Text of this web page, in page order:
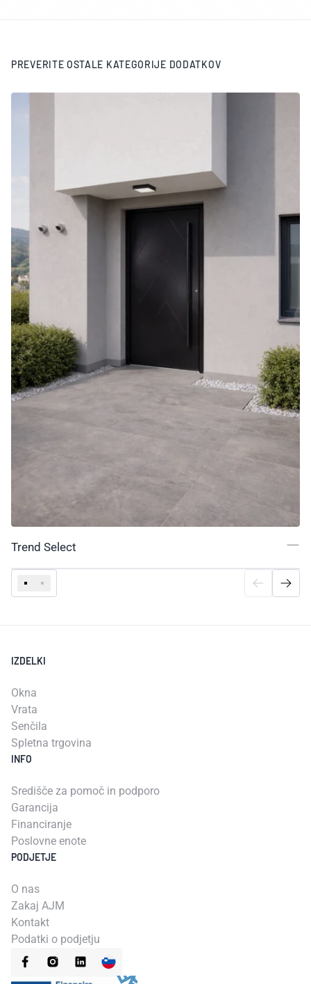
PREVERITE OSTALE KATEGORIJE DODATKOV
Trend Select
IZDELKI
Okna
Vrata
Senčila
Spletna trgovina
INFO
Središče za pomoč in podporo
Garancija
Financiranje
Poslovne enote
PODJETJE
O nas
Zakaj AJM
Kontakt
Podatki o podjetju